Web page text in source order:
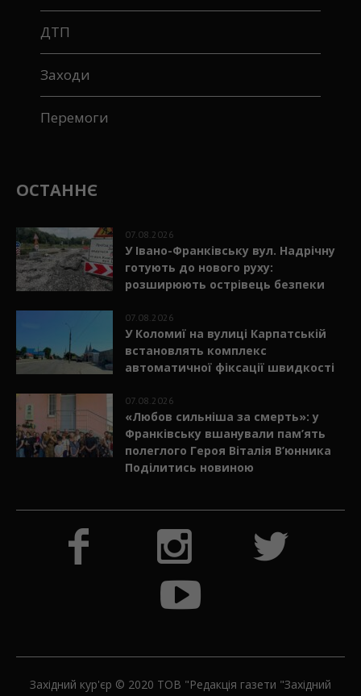
ДТП
Заходи
Перемоги
ОСТАННЄ
07.08.2026
У Івано-Франківську вул. Надрічну
готують до нового руху:
розширюють острівець безпеки
07.08.2026
У Коломиї на вулиці Карпатській
встановлять комплекс
автоматичної фіксації швидкості
07.08.2026
«Любов сильніша за смерть»: у
Франківську вшанували пам’ять
полеглого Героя Віталія В’юнника
Поділитись новиною
Західний кур'єр © 2020 ТОВ "Редакція газети "Західний